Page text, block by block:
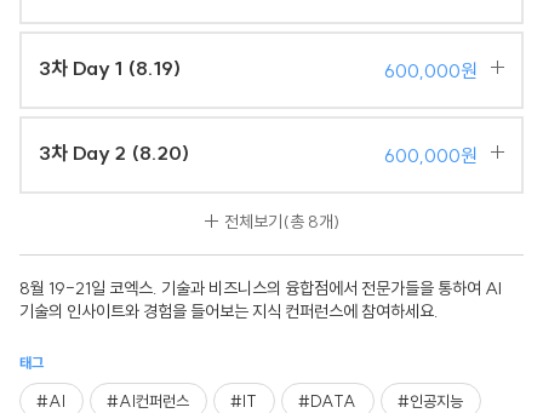
3차 Day 1 (8.19) 600,000원
3차 Day 2 (8.20) 600,000원
전체보기(총 8개)
8월 19-21일 코엑스. 기술과 비즈니스의 융합점에서 전문가들을 통하여 AI
기술의 인사이트와 경험을 들어보는 지식 컨퍼런스에 참여하세요.
태그
#AI #AI컨퍼런스 #IT #DATA #인공지능